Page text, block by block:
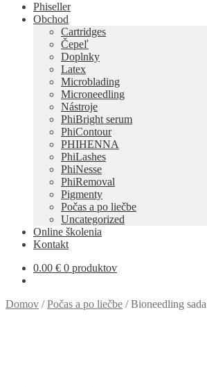
Phiseller
Obchod
Cartridges
Čepeľ
Doplnky
Latex
Microblading
Microneedling
Nástroje
PhiBright serum
PhiContour
PHIHENNA
PhiLashes
PhiNesse
PhiRemoval
Pigmenty
Počas a po liečbe
Uncategorized
Online školenia
Kontakt
0.00 € 0 produktov
Domov /Počas a po liečbe /Bioneedling